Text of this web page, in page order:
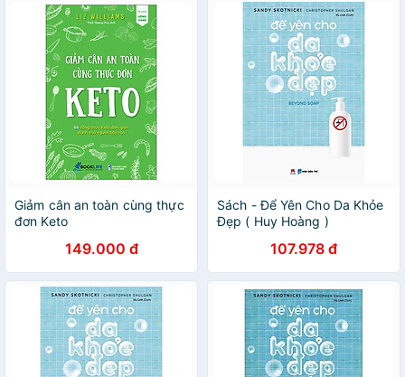
Giảm cân an toàn cùng thực
đơn Keto
149.000 đ
Sách - Để Yên Cho Da Khỏe
Đẹp ( Huy Hoàng )
107.978 đ